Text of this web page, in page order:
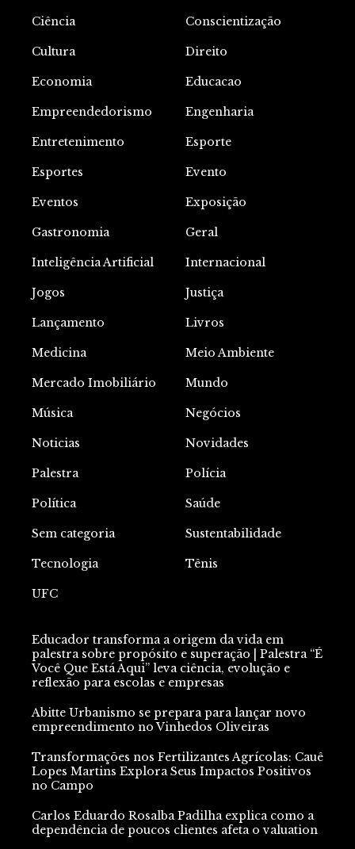
Ciência Conscientização
Cultura Direito
Economia Educacao
Empreendedorismo Engenharia
Entretenimento Esporte
Esportes Evento
Eventos Exposição
Gastronomia Geral
Inteligência Artificial Internacional
Jogos Justiça
Lançamento Livros
Medicina Meio Ambiente
Mercado Imobiliário Mundo
Música Negócios
Noticias Novidades
Palestra Polícia
Política Saúde
Sem categoria Sustentabilidade
Tecnologia Tênis
UFC
Educador transforma a origem da vida em
palestra sobre propósito e superação | Palestra “É
Você Que Está Aqui” leva ciência, evolução e
reflexão para escolas e empresas
Abitte Urbanismo se prepara para lançar novo
empreendimento no Vinhedos Oliveiras
Transformações nos Fertilizantes Agrícolas: Cauê
Lopes Martins Explora Seus Impactos Positivos
no Campo
Carlos Eduardo Rosalba Padilha explica como a
dependência de poucos clientes afeta o valuation